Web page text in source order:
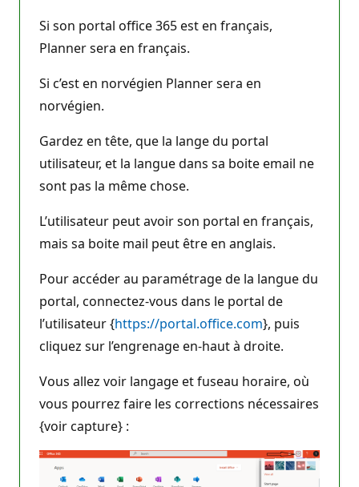
Si son portal office 365 est en français,
Planner sera en français.
Si c’est en norvégien Planner sera en
norvégien.
Gardez en tête, que la lange du portal
utilisateur, et la langue dans sa boite email ne
sont pas la même chose.
L’utilisateur peut avoir son portal en français,
mais sa boite mail peut être en anglais.
Pour accéder au paramétrage de la langue du
portal, connectez-vous dans le portal de
l’utilisateur {https://portal.office.com}, puis
cliquez sur l’engrenage en-haut à droite.
Vous allez voir langage et fuseau horaire, où
vous pourrez faire les corrections nécessaires
{voir capture} :